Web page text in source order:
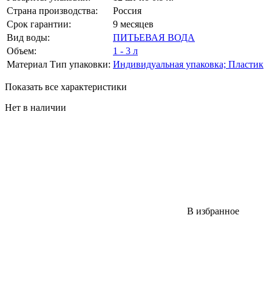
Страна производства:
Россия
Срок гарантии:
9 месяцев
Вид воды:
ПИТЬЕВАЯ ВОДА
Объем:
1 - 3 л
Материал Тип упаковки: Индивидуальная упаковка; Пластик
Показать все характеристики
Нет в наличии
В избранное